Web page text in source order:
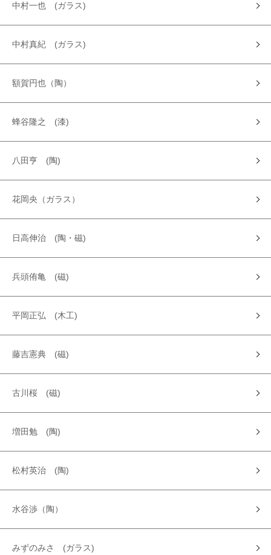
中村一也 (ガラス)
中村真紀 (ガラス)
額賀円也（陶）
蜂谷隆之 (漆)
八田亨 (陶)
花岡央（ガラス）
日高伸治 (陶・磁)
兵頭侑亀 (磁)
平岡正弘 (木工)
藤吉憲典 (磁)
古川桜 (磁)
増田勉 (陶)
松村英治 (陶)
水谷渉（陶）
みずのみさ (ガラス)